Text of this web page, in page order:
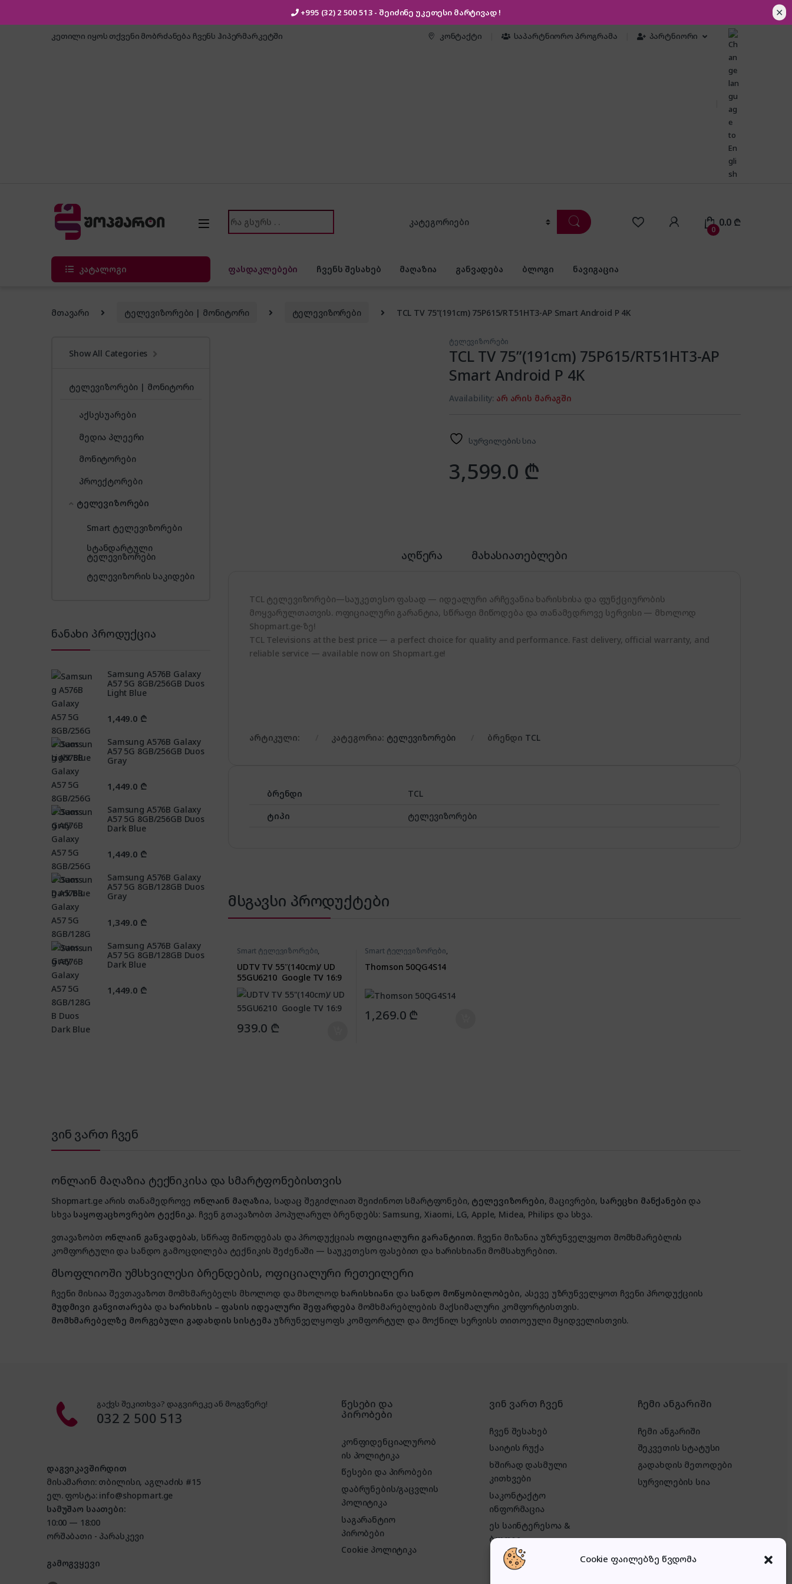
Cookie ფაილებზე წვდომა
+995 (32) 2 500 513 - შეიძინე უკეთესი მარტივად ! ✕
კეთილი იყოს თქვენი მობრძანება ჩვენს ჰიპერმარკეტში კონტაქტი საპარტნიორო პროგრამა პარტნიორი
Search for:
0
0.0 ₾
კატალოგი ფასდაკლებები ჩვენს შესახებ მაღაზია განვადება ბლოგი ნავიგაცია
მთავარი ტელევიზორები | მონიტორი ტელევიზორები TCL TV 75”(191cm) 75P615/RT51HT3-AP Smart Android P 4K
ტელევიზორები
TCL TV 75”(191cm) 75P615/RT51HT3-AP
Smart Android P 4K
Availability: არ არის მარაგში
სურვილების სია
3,599.0 ₾
აღწერა მახასიათებლები
TCL ტელევიზორები—საუკეთესო ფასად — იდეალური არჩევანია ხარისხისა და ფუნქციურობის
მოყვარულთათვის. ოფიციალური გარანტია, სწრაფი მიწოდება და თანამედროვე სერვისი — მხოლოდ
Shopmart.ge-ზე!
TCL Televisions at the best price — a perfect choice for quality and performance. Fast delivery, official warranty, and
reliable service — available now on Shopmart.ge!
არტიკული: კატეგორია: ტელევიზორები ბრენდი TCL
ბრენდი
TCL
ტიპი
ტელევიზორები
მსგავსი პროდუქტები
Smart ტელევიზორები,
ტელევიზორები
UDTV TV 55″(140cm)/ UD
55GU6210 Google TV 16:9
939.0 ₾
Smart ტელევიზორები,
ტელევიზორები
Thomson 50QG4S14
1,269.0 ₾
Show All Categories
ტელევიზორები | მონიტორი
აქსესუარები
მედია პლეერი
მონიტორები
პროექტორები
ტელევიზორები
Smart ტელევიზორები
სტანდარტული
ტელევიზორები
ტელევიზორის საკიდები
ნანახი პროდუქცია
Samsung A576B Galaxy
A57 5G 8GB/256GB Duos
Light Blue
1,449.0 ₾
Samsung A576B Galaxy
A57 5G 8GB/256GB Duos
Gray
1,449.0 ₾
Samsung A576B Galaxy
A57 5G 8GB/256GB Duos
Dark Blue
1,449.0 ₾
Samsung A576B Galaxy
A57 5G 8GB/128GB Duos
Gray
1,349.0 ₾
Samsung A576B Galaxy
A57 5G 8GB/128GB Duos
Dark Blue
1,449.0 ₾
ვინ ვართ ჩვენ
ონლაინ მაღაზია ტექნიკისა და სმარტფონებისთვის
Shopmart.ge არის თანამედროვე ონლაინ მაღაზია, სადაც შეგიძლიათ შეიძინოთ სმარტფონები, ტელევიზორები, მაცივრები, სარეცხი მანქანები და
სხვა საყოფაცხოვრებო ტექნიკა. ჩვენ გთავაზობთ პოპულარულ ბრენდებს: Samsung, Xiaomi, LG, Apple, Midea, Philips და სხვა.
ვთავაზობთ ონლაინ განვადებას, სწრაფ მიწოდებას და პროდუქციას ოფიციალური გარანტიით. ჩვენი მიზანია უზრუნველვყოთ მომხმარებლის
კომფორტული და სანდო გამოცდილება ტექნიკის შეძენაში — საუკეთესო ფასებით და ხარისხიანი მომსახურებით.
მსოფლიოში უმსხვილესი ბრენდების, ოფიციალური რეთეილერი
ჩვენი მისიაა შევთავაზოთ მომხმარებელს მხოლოდ და მხოლოდ ხარისხიანი და სანდო მოწყობილობები, ასევე უზრუნველყოთ ჩვენი პროდუქციის
მუდმივი განვითარება და ხარისხის – ფასის იდეალური შეფარდება მომხმარებლების მაქსიმალური კომფორტისთვის.
მომხმარებელზე მორგებული გადახდის სისტემა უზრუნველყოფს კომფორტულ და მოქნილ სერვისს თითოეული მყიდველისთვის.
გაქვს შეკითხვა? დაგვირეკე ან მოგვწერე!
032 2 500 513
დაგვიკავშირდით
მისამართი: თბილისი, აგლაძის #15
ელ. ფოსტა: info@shopmart.ge
სამუშაო საათები:
10:00 — 18:00
ორშაბათი - პარასკევი
გამოგვყევი
წესები და
პირობები
კონფიდენციალურობ
ის პოლიტიკა
წესები და პირობები
დაბრუნების/გაცვლის
პოლიტიკა
საგარანტიო
პირობები
Cookie პოლიტიკა
ვინ ვართ ჩვენ
ჩვენ შესახებ
საიტის რუქა
ხშირად დასმული
კითხვები
საკონტაქტო
ინფორმაცია
ეს საინტერესოა &
ბლოგი
ჩემი ანგარიში
ჩემი ანგარიში
შეკვეთის სტატუსი
გადახდის მეთოდები
სურვილების სია